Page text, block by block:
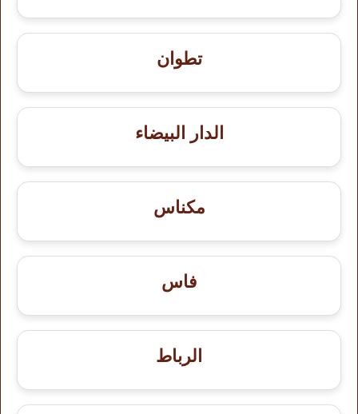
تطوان
الدار البيضاء
مكناس
فاس
الرباط